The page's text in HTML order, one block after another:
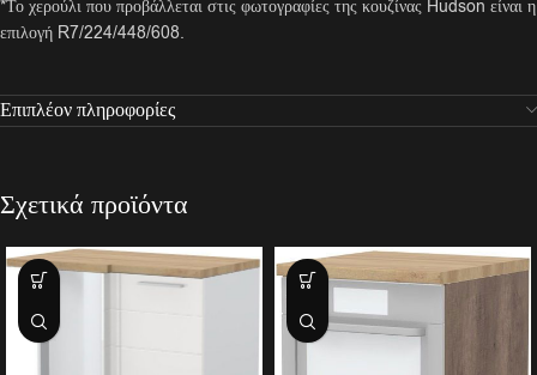
*Το χερούλι που προβάλλεται στις φωτογραφίες της κουζίνας Hudson είναι η
επιλογή R7/224/448/608.
Επιπλέον πληροφορίες
Σχετικά προϊόντα